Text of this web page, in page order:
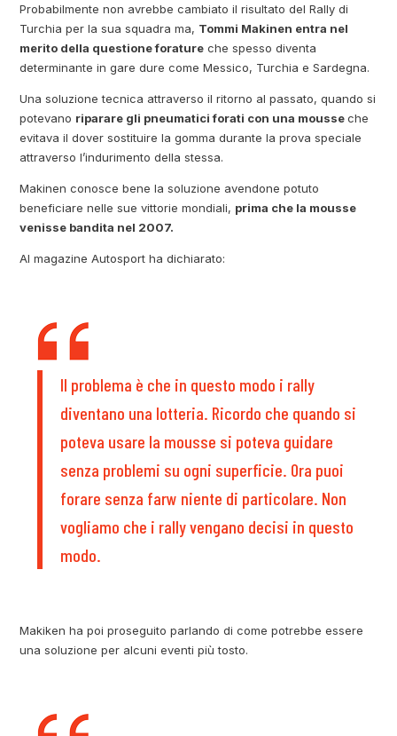
Probabilmente non avrebbe cambiato il risultato del Rally di
Turchia per la sua squadra ma, Tommi Makinen entra nel
merito della questione forature che spesso diventa
determinante in gare dure come Messico, Turchia e Sardegna.
Una soluzione tecnica attraverso il ritorno al passato, quando si
potevano riparare gli pneumatici forati con una mousseche
evitava il dover sostituire la gomma durante la prova speciale
attraverso l’indurimento della stessa.
Makinen conosce bene la soluzione avendone potuto
beneficiare nelle sue vittorie mondiali, prima che la mousse
venisse bandita nel 2007.
Al magazine Autosport ha dichiarato:
Il problema è che in questo modo i rally
diventano una lotteria. Ricordo che quando si
poteva usare la mousse si poteva guidare
senza problemi su ogni superficie. Ora puoi
forare senza farw niente di particolare. Non
vogliamo che i rally vengano decisi in questo
modo.
Makiken ha poi proseguito parlando di come potrebbe essere
una soluzione per alcuni eventi più tosto.